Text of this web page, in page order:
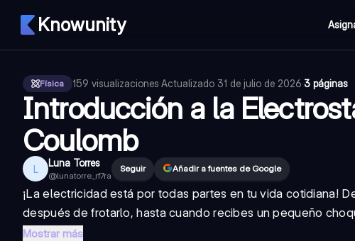
Knowunity
Física 159 visualizaciones·Actualizado 31 de julio de 2026·3 páginas
Introducción a la
Coulomb
L Luna Torres
@lunatorre_rf7ra
Seguir Añadir a fuentes de Google
¡La electricidad está por todas partes en tu vida cotidiana!
después de frotarlo, hasta cuando recibes un pequeño
Mostrar más